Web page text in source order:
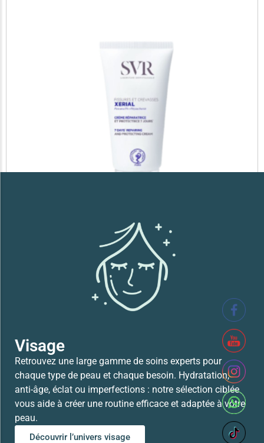
SVR XERIAL FISSURES ET CREVASSES
Visage
Retrouvez une large gamme de soins experts pour
chaque type de peau et chaque besoin. Hydratation,
anti-âge, éclat ou imperfections : notre sélection ciblée
vous aide à créer une routine efficace et adaptée à votre
peau.
Découvrir l’univers visage